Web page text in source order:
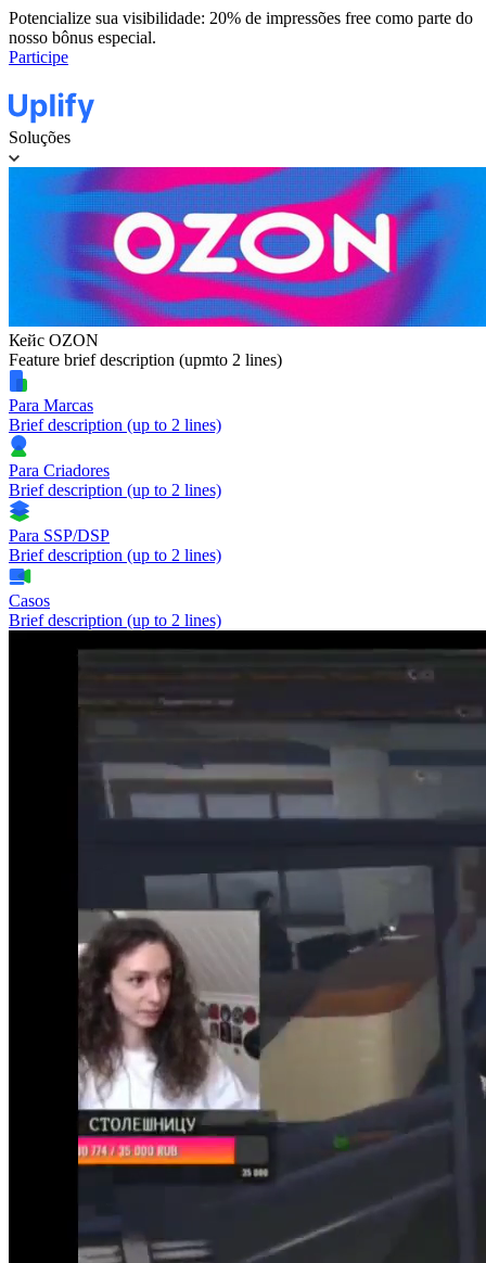
Potencialize sua visibilidade: 20% de impressões free como parte do
nosso bônus especial.
Participe
Soluções
Кейс OZON
Feature brief description (upmto 2 lines)
Para Marcas
Brief description (up to 2 lines)
Para Criadores
Brief description (up to 2 lines)
Para SSP/DSP
Brief description (up to 2 lines)
Casos
Brief description (up to 2 lines)